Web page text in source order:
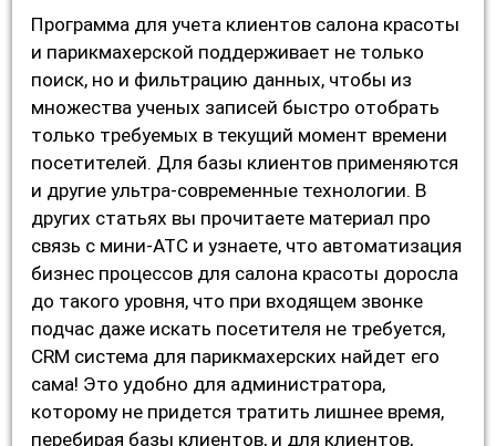
Программа для учета клиентов салона красоты
и парикмахерской поддерживает не только
поиск, но и фильтрацию данных, чтобы из
множества ученых записей быстро отобрать
только требуемых в текущий момент времени
посетителей. Для базы клиентов применяются
и другие ультра-современные технологии. В
других статьях вы прочитаете материал про
связь с мини-АТС и узнаете, что автоматизация
бизнес процессов для салона красоты доросла
до такого уровня, что при входящем звонке
подчас даже искать посетителя не требуется,
CRM система для парикмахерских найдет его
сама! Это удобно для администратора,
которому не придется тратить лишнее время,
перебирая базы клиентов, и для клиентов,